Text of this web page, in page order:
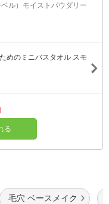
ル）モイストパウダリー
めのミニバスタオル スモ
る
毛穴 ベースメイク